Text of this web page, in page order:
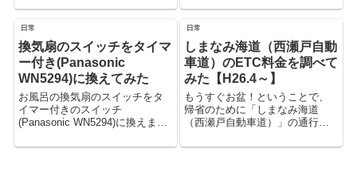
たまに眠れない、睡眠は取れて
いるのに疲れがとれない、日中
いなくても睡眠の質が低下して
いるこ...
メニューを見ながら何を食べよ
日常
換気扇のスイッチをタイマ
ー付き(Panasonic
WN5294)に換えてみた
お風呂の換気扇のスイッチをタ
イマー付きのスイッチ
(Panasonic WN5294)に換えまし
気スイッチ WN5294 新品価格
日常
しまなみ海道（西瀬戸自動
車道）のETC料金を調べて
みた【H26.4～】
もうすぐお盆！ということで、
帰省のために「しまなみ海道
（西瀬戸自動車道）」の通行料
4月から新しい料金設定になって